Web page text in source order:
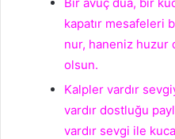
kapatır mesafeleri
nur, haneniz huzur
olsun.
Kalpler vardır
vardır dostluğu
vardır sevgi ile